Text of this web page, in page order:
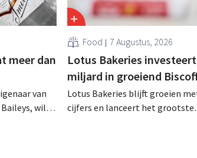
meer dan
van
wil
Food 7 Augustus, 2026
Lotus Bakeries
miljard in groeiend
Lotus Bakeries blijft groeien
cijfers en lanceert het grootste